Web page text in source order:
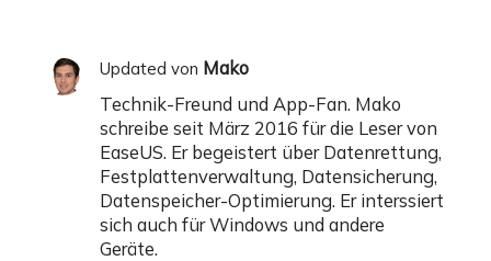
Updated von Mako
Technik-Freund und App-Fan. Mako
schreibe seit März 2016 für die Leser von
EaseUS. Er begeistert über Datenrettung,
Festplattenverwaltung, Datensicherung,
Datenspeicher-Optimierung. Er interssiert
sich auch für Windows und andere
Geräte.